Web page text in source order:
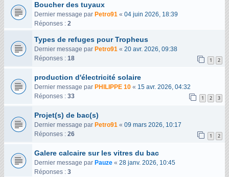
Boucher des tuyaux
Dernier message par Petro91 « 04 juin 2026, 18:39
Réponses : 2
Types de refuges pour Tropheus
Dernier message par Petro91 « 20 avr. 2026, 09:38
Réponses : 18 1 2
production d'électricité solaire
Dernier message par PHILIPPE 10 « 15 avr. 2026, 04:32
Réponses : 33 1 2 3
Projet(s) de bac(s)
Dernier message par Petro91 « 09 mars 2026, 10:17
Réponses : 26 1 2
Galere calcaire sur les vitres du bac
Dernier message par Pauze « 28 janv. 2026, 10:45
Réponses : 3